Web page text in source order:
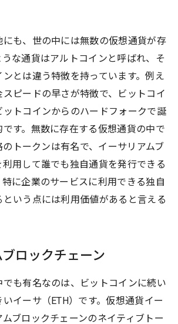
にも、世の中には無数の仮想通貨が存
な通貨はアルトコインと呼ばれ、そ
とは違う特徴を持っています。例え
ピードの早さが特徴で、ビットコイ
ットコインからのハードフォークで誕
す。無数に存在する仮想通貨の中で
のトークンは有名で、イーサリアムブ
用して誰でも独自通貨を発行できる
に企業のサービスに利用できる独自
いう点には利用価値があると言える
ロックチェーン
も有名なのは、ビットコインに続い
イーサ（ETH）です。仮想通貨イー
ブロックチェーンのネイティブトー